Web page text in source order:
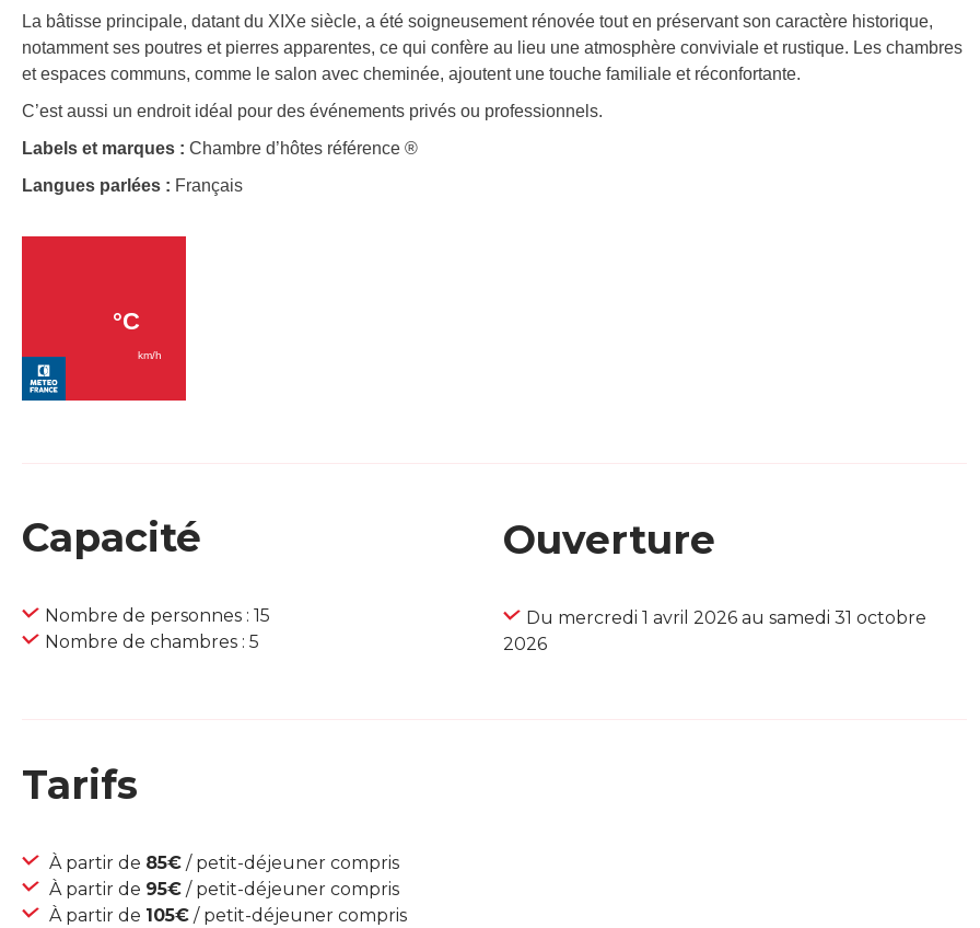
La bâtisse principale, datant du XIXe siècle, a été soigneusement rénovée tout en préservant son caractère historique,
notamment ses poutres et pierres apparentes, ce qui confère au lieu une atmosphère conviviale et rustique. Les chambres
et espaces communs, comme le salon avec cheminée, ajoutent une touche familiale et réconfortante.
C’est aussi un endroit idéal pour des événements privés ou professionnels.
Labels et marques : Chambre d’hôtes référence ®
Langues parlées : Français
Capacité
Nombre de personnes : 15
Nombre de chambres : 5
Ouverture
Du mercredi 1 avril 2026 au samedi 31 octobre
2026
Tarifs
À partir de 85€ / petit-déjeuner compris
À partir de 95€ / petit-déjeuner compris
À partir de 105€ / petit-déjeuner compris